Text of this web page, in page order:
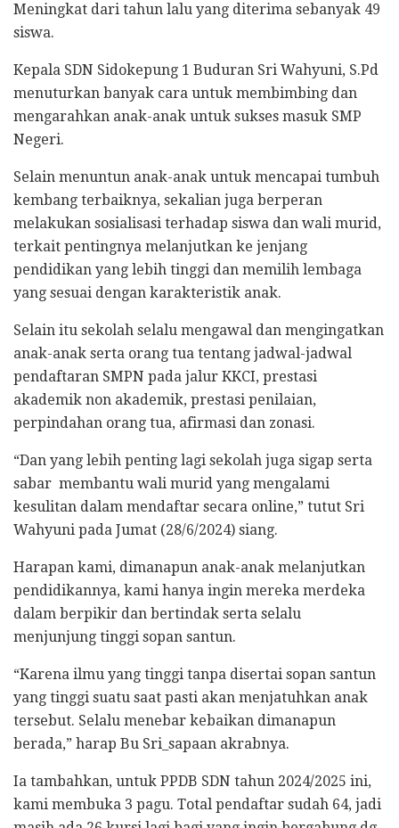
Meningkat dari tahun lalu yang diterima sebanyak 49
siswa.
Kepala SDN Sidokepung 1 Buduran Sri Wahyuni, S.Pd
menuturkan banyak cara untuk membimbing dan
mengarahkan anak-anak untuk sukses masuk SMP
Negeri.
Selain menuntun anak-anak untuk mencapai tumbuh
kembang terbaiknya, sekalian juga berperan
melakukan sosialisasi terhadap siswa dan wali murid,
terkait pentingnya melanjutkan ke jenjang
pendidikan yang lebih tinggi dan memilih lembaga
yang sesuai dengan karakteristik anak.
Selain itu sekolah selalu mengawal dan mengingatkan
anak-anak serta orang tua tentang jadwal-jadwal
pendaftaran SMPN pada jalur KKCI, prestasi
akademik non akademik, prestasi penilaian,
perpindahan orang tua, afirmasi dan zonasi.
“Dan yang lebih penting lagi sekolah juga sigap serta
sabar membantu wali murid yang mengalami
kesulitan dalam mendaftar secara online,” tutut Sri
Wahyuni pada Jumat (28/6/2024) siang.
Harapan kami, dimanapun anak-anak melanjutkan
pendidikannya, kami hanya ingin mereka merdeka
dalam berpikir dan bertindak serta selalu
menjunjung tinggi sopan santun.
“Karena ilmu yang tinggi tanpa disertai sopan santun
yang tinggi suatu saat pasti akan menjatuhkan anak
tersebut. Selalu menebar kebaikan dimanapun
berada,” harap Bu Sri_sapaan akrabnya.
Ia tambahkan, untuk PPDB SDN tahun 2024/2025 ini,
kami membuka 3 pagu. Total pendaftar sudah 64, jadi